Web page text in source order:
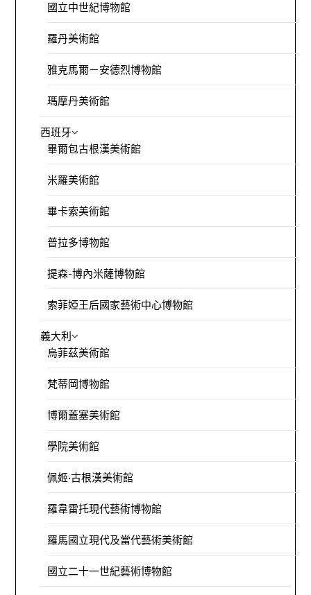
國立中世紀博物館
羅丹美術館
雅克馬爾－安德烈博物館
瑪摩丹美術館
西班牙
畢爾包古根漢美術館
米羅美術館
畢卡索美術館
普拉多博物館
提森-博內米薩博物館
索菲婭王后國家藝術中心博物館
義大利
烏菲茲美術館
梵蒂岡博物館
博爾蓋塞美術館
學院美術館
佩姬·古根漢美術館
羅韋雷托現代藝術博物館
羅馬國立現代及當代藝術美術館
國立二十一世紀藝術博物館